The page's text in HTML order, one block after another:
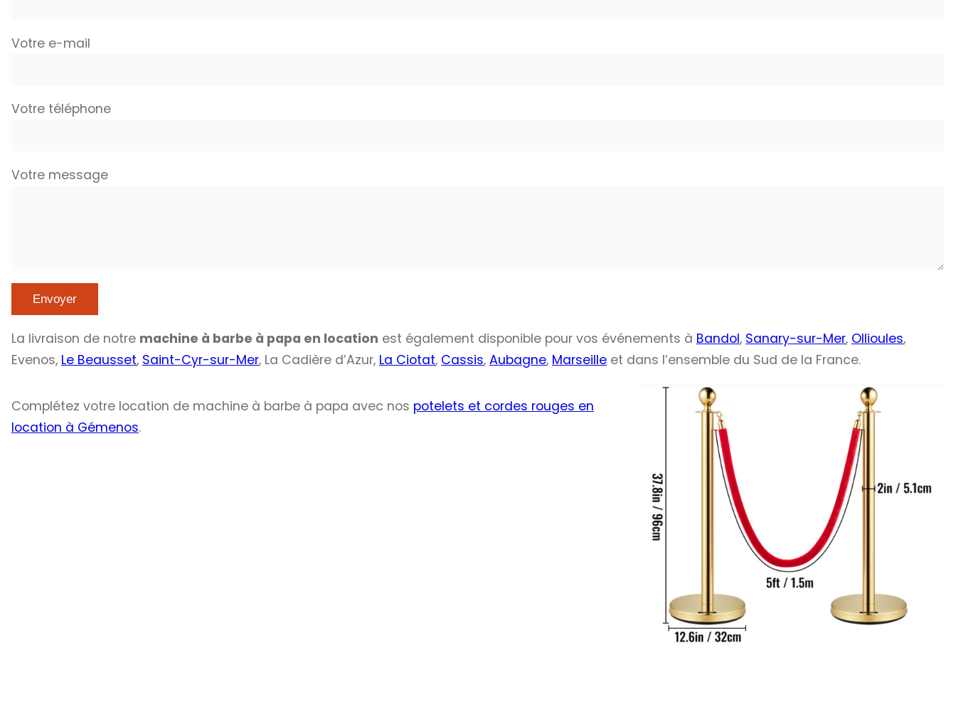
Votre e-mail
Votre téléphone
Votre message
La livraison de notre machine à barbe à papa en location est également disponible pour vos événements à Bandol, Sanary-sur-Mer, Ollioules,
Evenos, Le Beausset, Saint-Cyr-sur-Mer, La Cadière d’Azur, La Ciotat, Cassis, Aubagne, Marseille et dans l’ensemble du Sud de la France.
Complétez votre location de machine à barbe à papa avec nos potelets et cordes rouges en
location à Gémenos.